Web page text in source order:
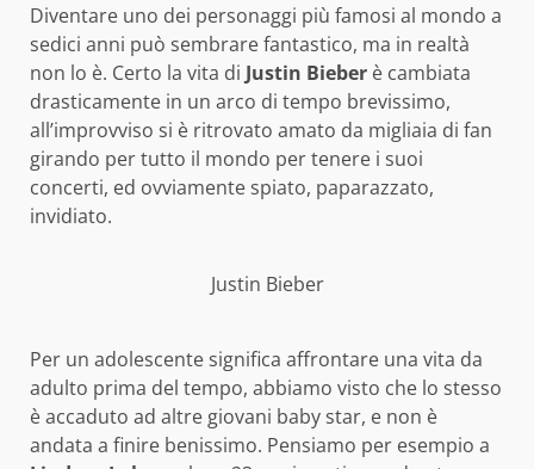
Diventare uno dei personaggi più famosi al mondo a
sedici anni può sembrare fantastico, ma in realtà
non lo è. Certo la vita di Justin Bieber è cambiata
drasticamente in un arco di tempo brevissimo,
all’improvviso si è ritrovato amato da migliaia di fan
girando per tutto il mondo per tenere i suoi
concerti, ed ovviamente spiato, paparazzato,
invidiato.
Justin Bieber
Per un adolescente significa affrontare una vita da
adulto prima del tempo, abbiamo visto che lo stesso
è accaduto ad altre giovani baby star, e non è
andata a finire benissimo. Pensiamo per esempio a